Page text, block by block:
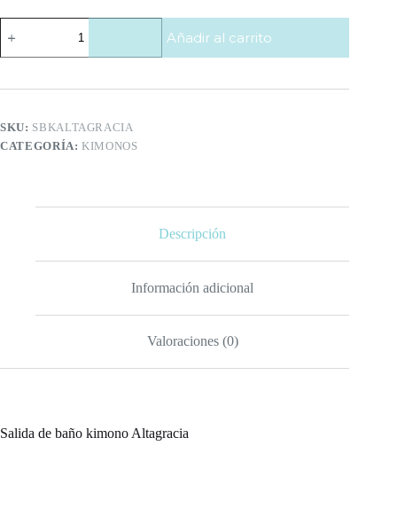
Altagracia
cantidad
Añadir al carrito
SKU: SBKALTAGRACIA
CATEGORÍA:KIMONOS
Descripción
Información adicional
Valoraciones (0)
Salida de baño kimono Altagracia